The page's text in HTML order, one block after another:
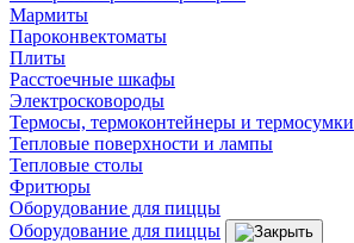
Мармиты
Пароконвектоматы
Плиты
Расстоечные шкафы
Электросковороды
Термосы, термоконтейнеры и термосумки
Тепловые поверхности и лампы
Тепловые столы
Фритюры
Оборудование для пиццы
Оборудование для пиццы